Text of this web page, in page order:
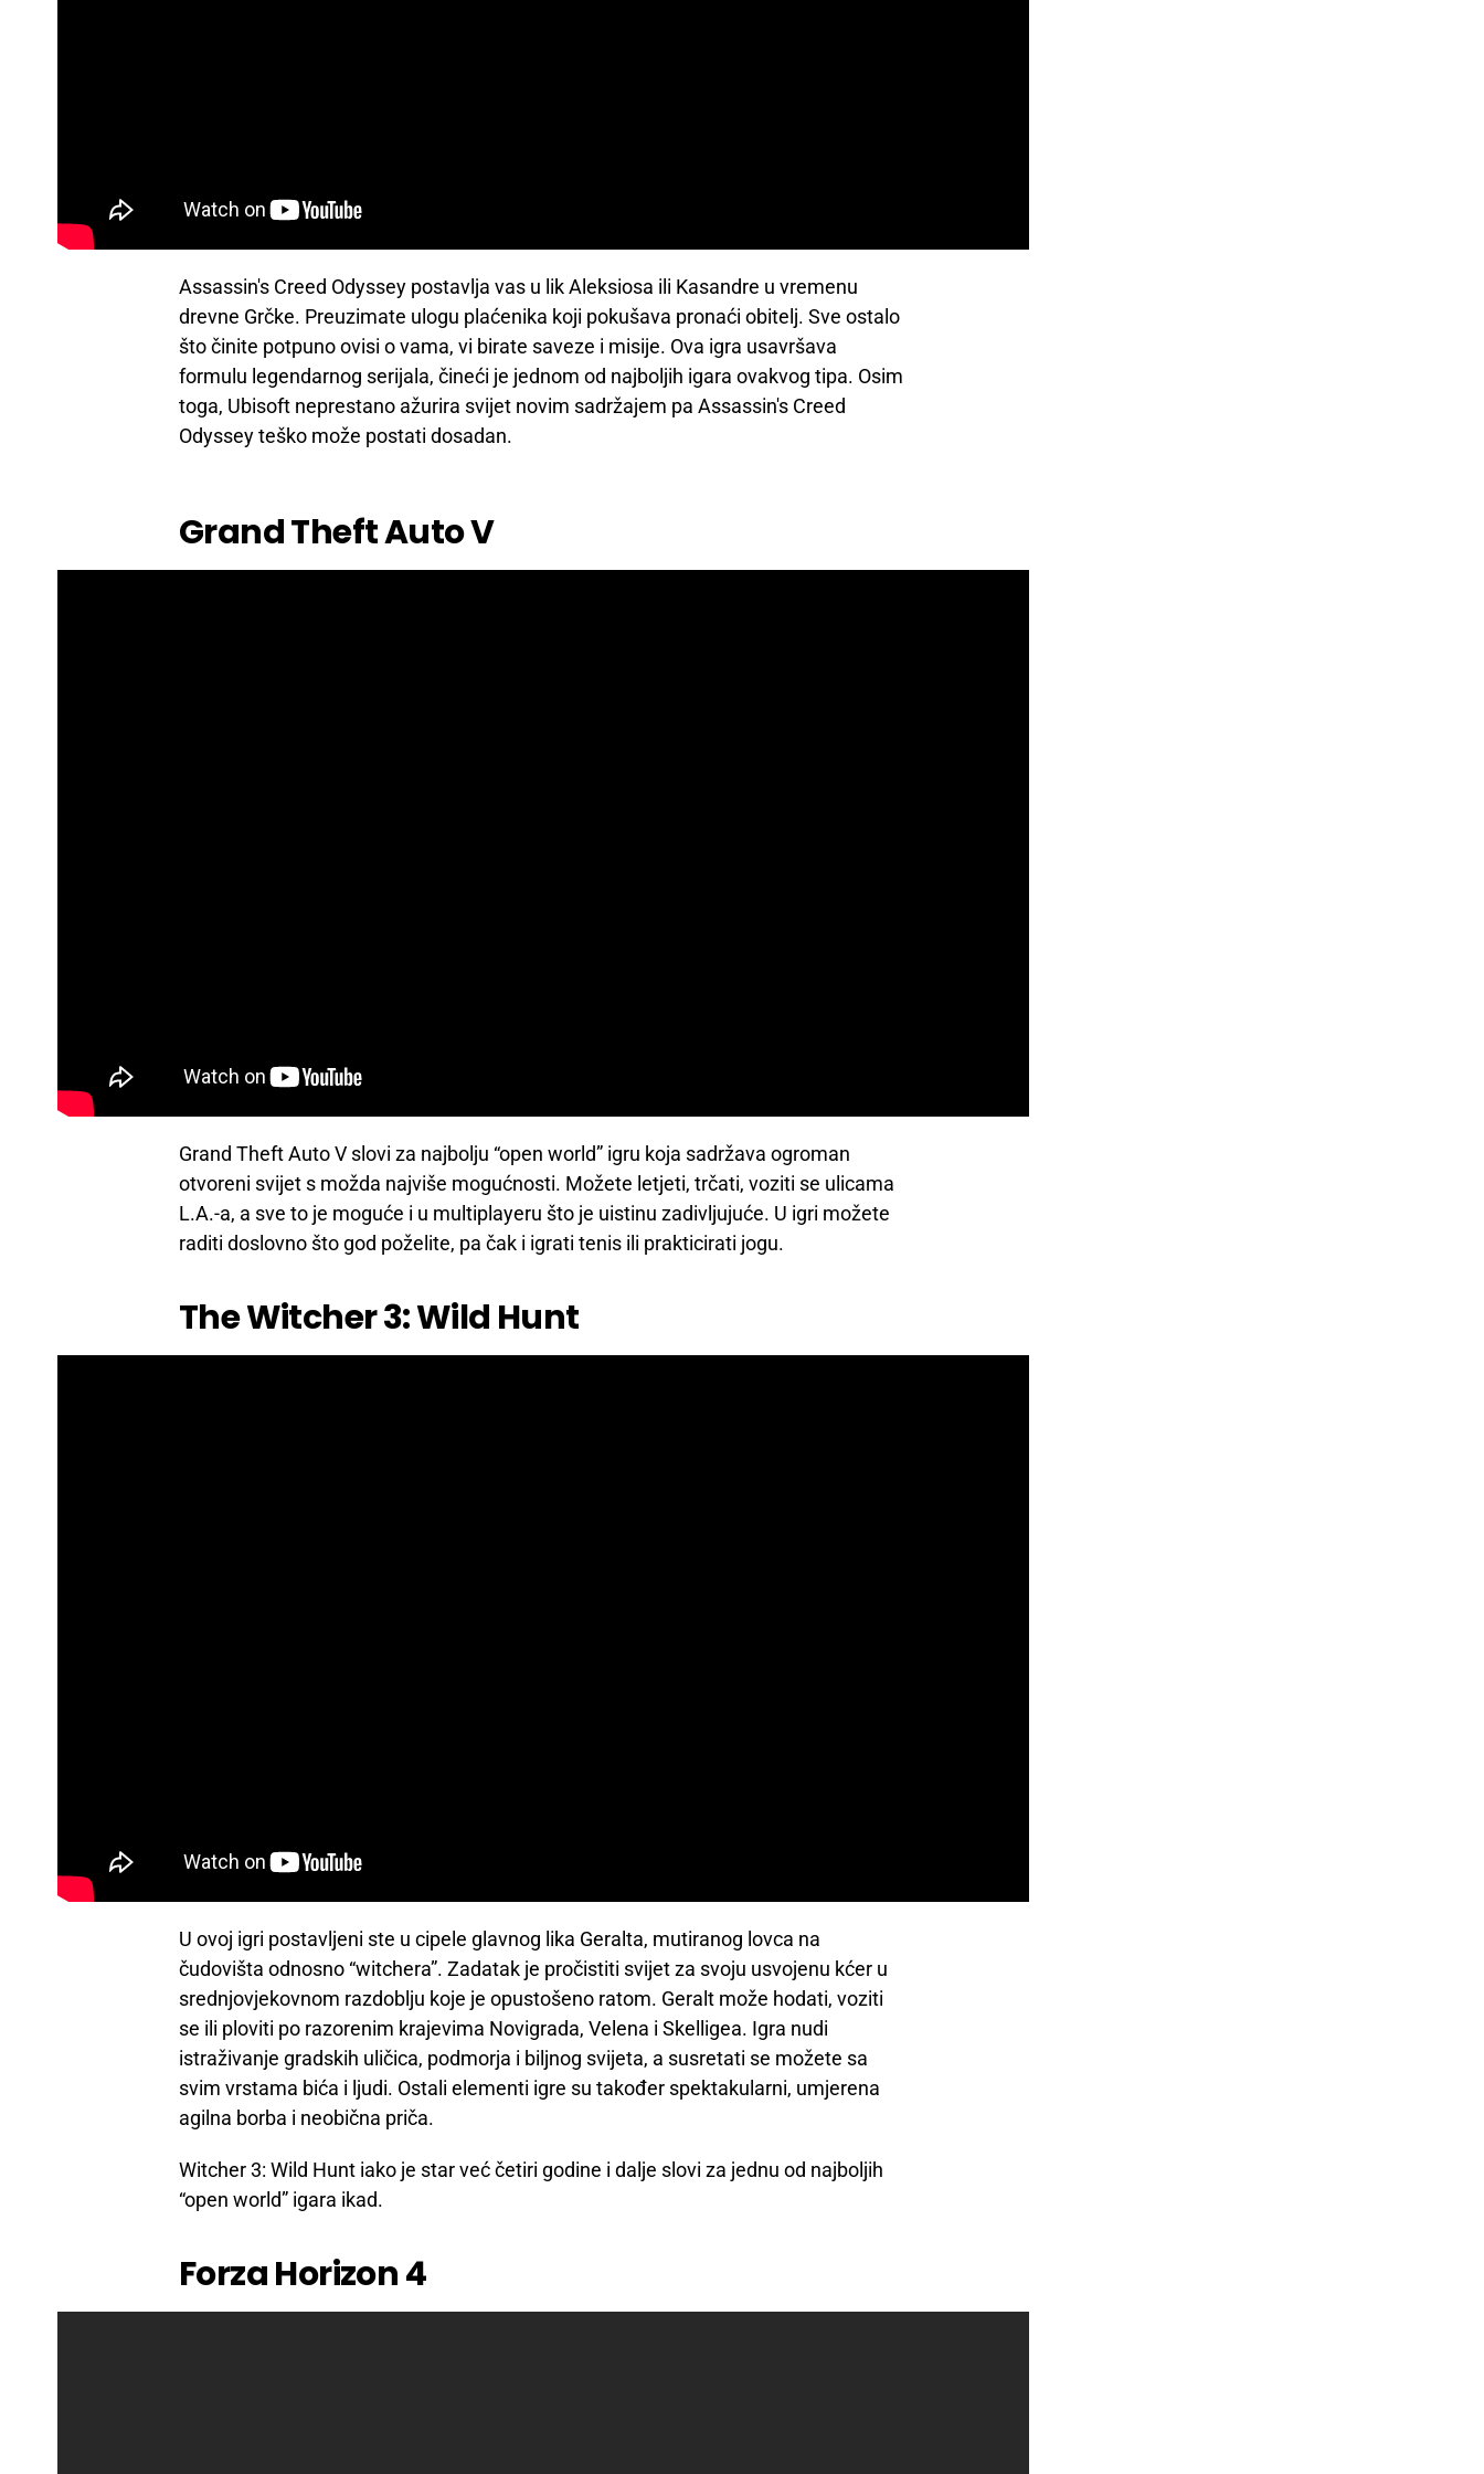
Assassin's Creed Odyssey postavlja vas u lik Aleksiosa ili Kasandre u vremenu
drevne Grčke. Preuzimate ulogu plaćenika koji pokušava pronaći obitelj. Sve ostalo
što činite potpuno ovisi o vama, vi birate saveze i misije. Ova igra usavršava
formulu legendarnog serijala, čineći je jednom od najboljih igara ovakvog tipa. Osim
toga, Ubisoft neprestano ažurira svijet novim sadržajem pa Assassin's Creed
Odyssey teško može postati dosadan.
Grand Theft Auto V
Grand Theft Auto V slovi za najbolju “open world” igru koja sadržava ogroman
otvoreni svijet s možda najviše mogućnosti. Možete letjeti, trčati, voziti se ulicama
L.A.-a, a sve to je moguće i u multiplayeru što je uistinu zadivljujuće. U igri možete
raditi doslovno što god poželite, pa čak i igrati tenis ili prakticirati jogu.
The Witcher 3: Wild Hunt
U ovoj igri postavljeni ste u cipele glavnog lika Geralta, mutiranog lovca na
čudovišta odnosno “witchera”. Zadatak je pročistiti svijet za svoju usvojenu kćer u
srednjovjekovnom razdoblju koje je opustošeno ratom. Geralt može hodati, voziti
se ili ploviti po razorenim krajevima Novigrada, Velena i Skelligea. Igra nudi
istraživanje gradskih uličica, podmorja i biljnog svijeta, a susretati se možete sa
svim vrstama bića i ljudi. Ostali elementi igre su također spektakularni, umjerena
agilna borba i neobična priča.
Witcher 3: Wild Hunt iako je star već četiri godine i dalje slovi za jednu od najboljih
“open world” igara ikad.
Forza Horizon 4